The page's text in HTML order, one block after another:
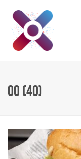
00 (40)